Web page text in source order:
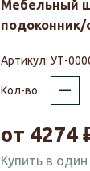
Мебельный
подоконник/
Артикул: УТ-
Кол-во –
от 4274
Купить в один